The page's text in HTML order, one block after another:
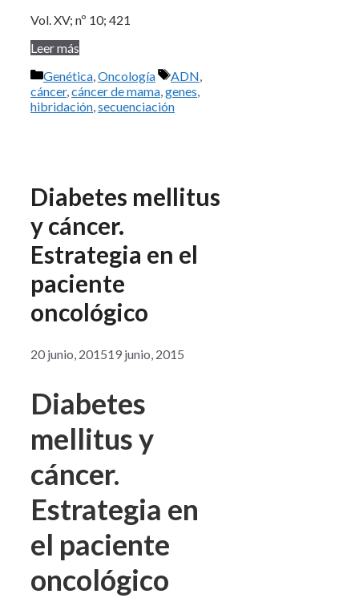
Vol. XV; nº 10; 421
Leer más
Categorías
Genética,Oncología Etiquetas
ADN,
cáncer,cáncer de mama,genes,
hibridación,secuenciación
Diabetes mellitus
y cáncer.
Estrategia en el
paciente
oncológico
20 junio, 201519 junio, 2015
Diabetes
mellitus y
cáncer.
Estrategia en
el paciente
oncológico